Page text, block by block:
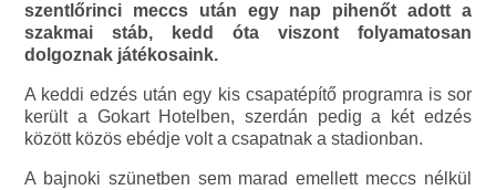
szentlőrinci meccs után egy nap pihenőt adott a
szakmai stáb, kedd óta viszont folyamatosan
dolgoznak játékosaink.
A keddi edzés után egy kis csapatépítő programra is sor
került a Gokart Hotelben, szerdán pedig a két edzés
között közös ebédje volt a csapatnak a stadionban.
A bajnoki szünetben sem marad emellett meccs nélkül